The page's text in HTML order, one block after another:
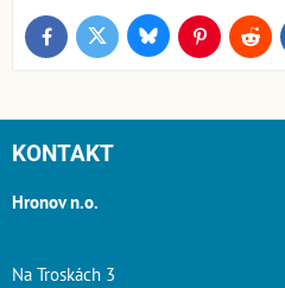
FacebookTwitter BlueskyPinterestReddit
KONTAKT
Hronov n.o.
Na Troskách 3